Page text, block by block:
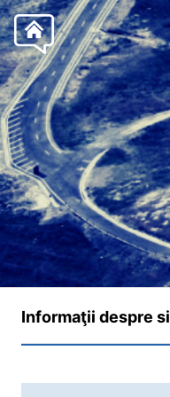
Informaţii despre